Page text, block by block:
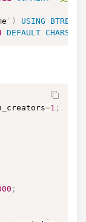
` ) USING
BTREE
DEFAULT CHARSET
=1 ;
;